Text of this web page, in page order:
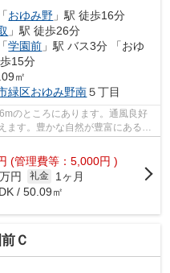
「おゆみ野 」駅 徒歩16分
」駅 徒歩26分
「学園前 」駅 バス3分 「おゆ
15分
㎡
緑区おゆみ野南５丁目
のところにあります。通風良好
ます。豊かな自然が豊富にあるの
(管理費等：5,000円 )
円 礼金
1ヶ月
/ 50.09㎡
Ｃ